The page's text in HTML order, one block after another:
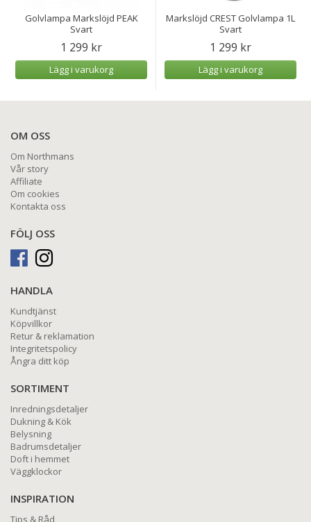
Golvlampa Markslöjd PEAK
Svart
1 299 kr
Lägg i varukorg
Markslöjd CREST Golvlampa 1L
Svart
1 299 kr
Lägg i varukorg
OM OSS
Om Northmans
Vår story
Affiliate
Om cookies
Kontakta oss
FÖLJ OSS
HANDLA
Kundtjänst
Köpvillkor
Retur & reklamation
Integritetspolicy
Ångra ditt köp
SORTIMENT
Inredningsdetaljer
Dukning & Kök
Belysning
Badrumsdetaljer
Doft i hemmet
Väggklockor
INSPIRATION
Tips & Råd